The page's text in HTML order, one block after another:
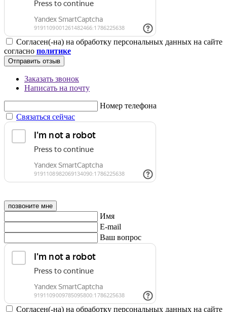
Согласен(-на) на обработку персональных данных на сайте
согласно политике
Отправить отзыв
Заказать звонок
Написать на почту
Номер телефона
Связаться сейчас
позвоните мне
Имя
E-mail
Ваш вопрос
Согласен(-на) на обработку персональных данных на сайте